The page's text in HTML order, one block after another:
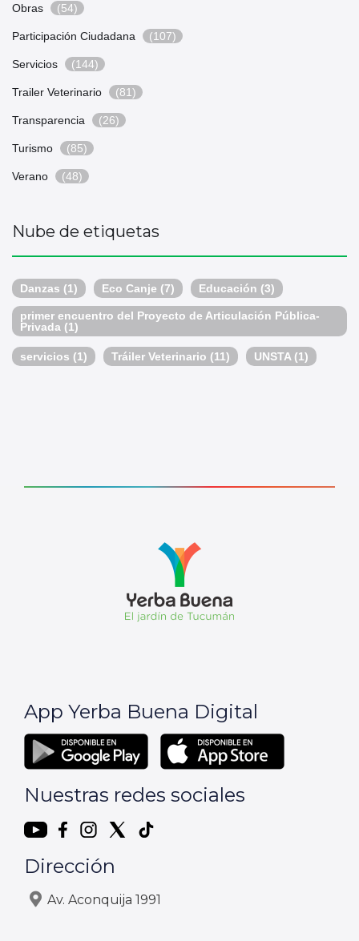
Obras (54)
Participación Ciudadana (107)
Servicios (144)
Trailer Veterinario (81)
Transparencia (26)
Turismo (85)
Verano (48)
Nube de etiquetas
Danzas (1) Eco Canje (7) Educación (3)
primer encuentro del Proyecto de Articulación Pública-
Privada (1)
servicios (1) Tráiler Veterinario (11) UNSTA (1)
App Yerba Buena Digital
Nuestras redes sociales
Dirección
Av. Aconquija 1991